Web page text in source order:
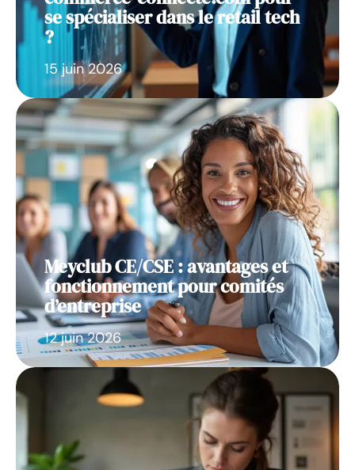
se spécialiser dans le retail tech
?
15 juin 2026
Meyclub CE/CSE : avantages et
fonctionnement pour comités
d’entreprise
12 juin 2026